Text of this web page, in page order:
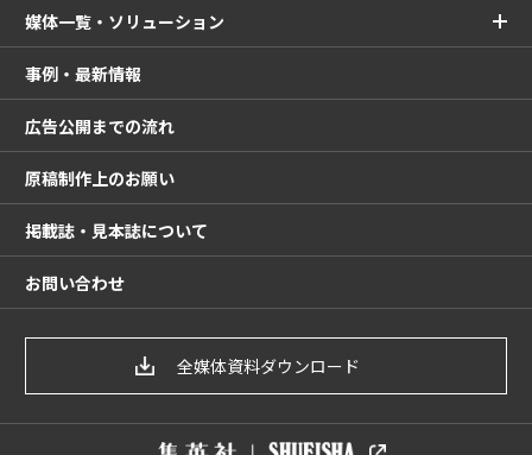
媒体一覧・ソリューション
事例・最新情報
広告公開までの流れ
原稿制作上のお願い
掲載誌・見本誌について
お問い合わせ
全媒体資料ダウンロード